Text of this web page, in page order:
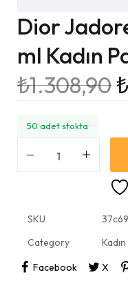
Dior
ml Kadın
₺1.308,90₺
50 adet stokta
SKU
Category
Facebook
X